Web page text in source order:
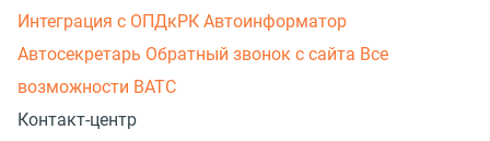
Интеграция с ОПДкРК Автоинформатор
Автосекретарь Обратный звонок с сайта Все
возможности ВАТС
Контакт-центр